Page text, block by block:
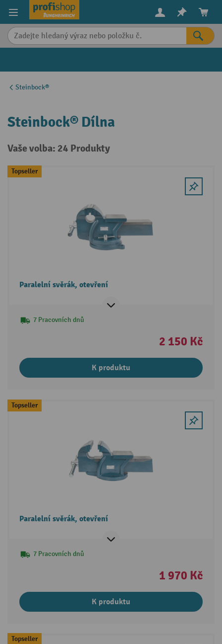
content
Steinbock®
Steinbock® Dílna
Vaše volba: 24 Produkty
Topseller
Paralelní svěrák, otevření
7 Pracovních dnů
2 150 Kč
K produktu
Topseller
Paralelní svěrák, otevření
7 Pracovních dnů
1 970 Kč
K produktu
Topseller